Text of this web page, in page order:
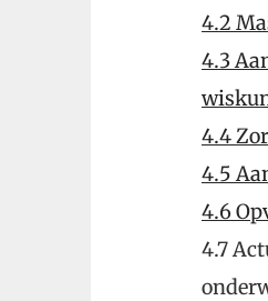
4.2
4.3
4.4
4.5
4.6
4.7